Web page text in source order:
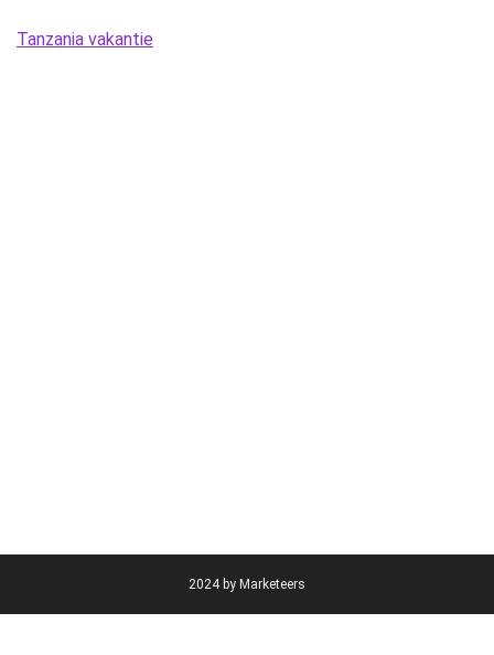
Tanzania vakantie
2024 by Marketeers